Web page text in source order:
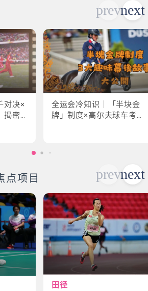
对决×
揭密
全运会冷知识｜「半块金
牌」制度×高尔夫球车考牌
点项目
田径